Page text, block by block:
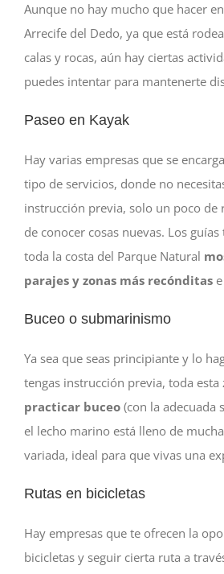
Aunque no hay mucho que hacer
Arrecife del Dedo, ya que está
calas y rocas, aún hay ciertas
puedes intentar para mantenerte
Paseo en Kayak
Hay varias empresas que se
tipo de servicios, donde no
instrucción previa, solo un poco de
de conocer cosas nuevas. Los
toda la costa del Parque Natural
parajes y zonas más recónditas
Buceo o submarinismo
Ya sea que seas principiante y lo
tengas instrucción previa, toda esta
practicar buceo (con la adecuada
el lecho marino está lleno de
variada, ideal para que vivas una
Rutas en bicicletas
Hay empresas que te ofrecen la
bicicletas y seguir cierta ruta a